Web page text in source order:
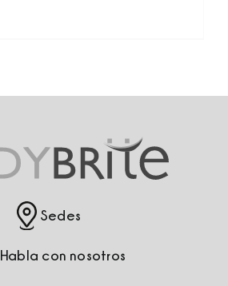
Sedes
Habla con nosotros